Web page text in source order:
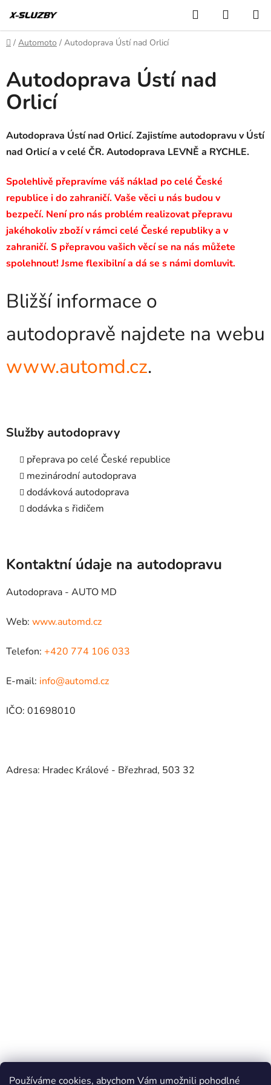
Používáme cookies, abychom Vám umožnili pohodlné
na
obsah
Hledat
KOŠÍK
Domů
/ Automoto / Autodoprava Ústí nad Orlicí
Autodoprava Ústí nad
Orlicí
Autodoprava Ústí nad Orlicí. Zajistíme autodopravu v Ústí
nad Orlicí a v celé ČR. Autodoprava LEVNĚ a RYCHLE.
Spolehlivě přepravíme váš náklad po celé České
republice i do zahraničí. Vaše věci u nás budou v
bezpečí. Není pro nás problém realizovat přepravu
jakéhokoliv zboží v rámci celé České republiky a v
zahraničí. S přepravou vašich věcí se na nás můžete
spolehnout! Jsme flexibilní a dá se s námi domluvit.
Bližší informace o
autodopravě najdete na webu
www.automd.cz.
Služby autodopravy
přeprava po celé České republice
mezinárodní autodoprava
dodávková autodoprava
dodávka s řidičem
Kontaktní údaje na autodopravu
Autodoprava - AUTO MD
Web: www.automd.cz
Telefon: +420 774 106 033
E-mail: info@automd.cz
IČO: 01698010
Adresa: Hradec Králové - Březhrad, 503 32